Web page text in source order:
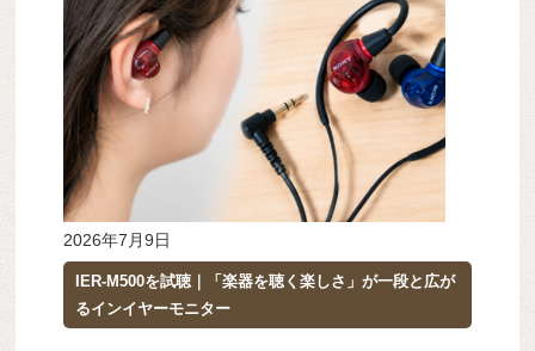
2026年7月9日
IER-M500を試聴｜「楽器を聴く楽しさ」が一段と広が
るインイヤーモニター